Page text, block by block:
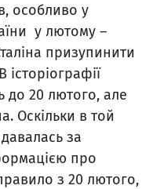
особливо у
у лютому –
призупинити
історіографії
до 20 лютого, але
Оскільки в той
за
про
з 20 лютого,